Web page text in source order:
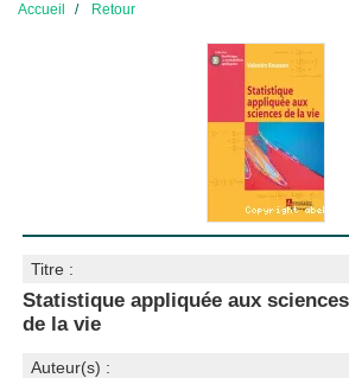
Accueil Retour
Titre :
Statistique appliquée aux sciences
de la vie
Auteur(s) :